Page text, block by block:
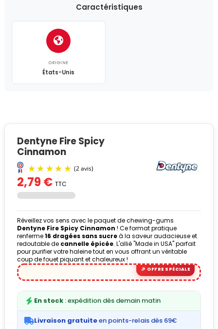
Caractéristiques
ORIGINE
États-Unis
Dentyne Fire Spicy
Cinnamon
(2 avis)
2,79 € TTC
Réveillez vos sens avec le paquet de chewing-gums
Dentyne Fire Spicy Cinnamon ! Ce format pratique
renferme16 dragées sans sucreà la saveur audacieuse et
redoutable de cannelle épicée. L'allié "Made in USA" parfait
pour purifier votre haleine tout en vous offrant un véritable
coup de fouet piquant et chaleureux !
En stock : expédition dès demain matin
Livraison gratuiteen points-relais dès 69€